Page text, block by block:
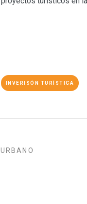
INVERISÓN TURÍSTICA